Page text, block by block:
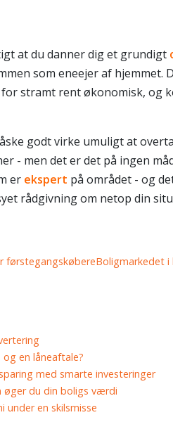
at du danner dig et grundigt
som eneejer af hjemmet.
stramt rent økonomisk, og
godt virke umuligt at
- men det er det på ingen
er ekspert på området - og
rådgivning om netop din
førstegangskøbereBoligmarkedet i
en låneaftale?
med smarte investeringer
øger du din boligs værdi
under en skilsmisse